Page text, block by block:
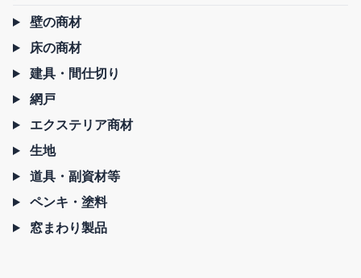
壁の商材
床の商材
建具・間仕切り
網戸
エクステリア商材
生地
道具・副資材等
ペンキ・塗料
窓まわり製品